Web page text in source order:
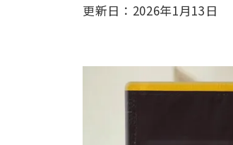
更新日：2026年1月13日